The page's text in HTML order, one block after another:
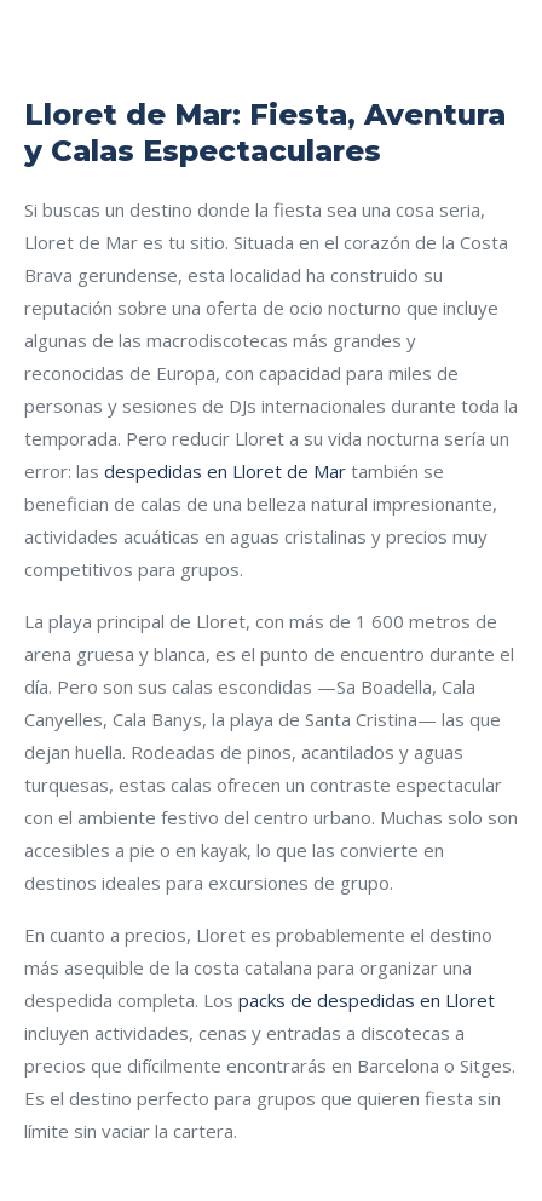
Lloret de Mar: Fiesta, Aventura
y Calas Espectaculares
Si buscas un destino donde la fiesta sea una cosa seria,
Lloret de Mar es tu sitio. Situada en el corazón de la Costa
Brava gerundense, esta localidad ha construido su
reputación sobre una oferta de ocio nocturno que incluye
algunas de las macrodiscotecas más grandes y
reconocidas de Europa, con capacidad para miles de
personas y sesiones de DJs internacionales durante toda la
temporada. Pero reducir Lloret a su vida nocturna sería un
error: las despedidas en Lloret de Mar también se
benefician de calas de una belleza natural impresionante,
actividades acuáticas en aguas cristalinas y precios muy
competitivos para grupos.
La playa principal de Lloret, con más de 1 600 metros de
arena gruesa y blanca, es el punto de encuentro durante el
día. Pero son sus calas escondidas —Sa Boadella, Cala
Canyelles, Cala Banys, la playa de Santa Cristina— las que
dejan huella. Rodeadas de pinos, acantilados y aguas
turquesas, estas calas ofrecen un contraste espectacular
con el ambiente festivo del centro urbano. Muchas solo son
accesibles a pie o en kayak, lo que las convierte en
destinos ideales para excursiones de grupo.
En cuanto a precios, Lloret es probablemente el destino
más asequible de la costa catalana para organizar una
despedida completa. Los packs de despedidas en Lloret
incluyen actividades, cenas y entradas a discotecas a
precios que difícilmente encontrarás en Barcelona o Sitges.
Es el destino perfecto para grupos que quieren fiesta sin
límite sin vaciar la cartera.